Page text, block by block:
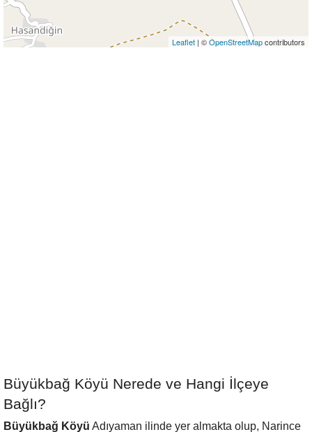
Leaflet | ©OpenStreetMapcontributors
Büyükbağ Köyü Nerede ve Hangi İlçeye
Bağlı?
Büyükbağ Köyü Adıyaman ilinde yer almakta olup, Narince